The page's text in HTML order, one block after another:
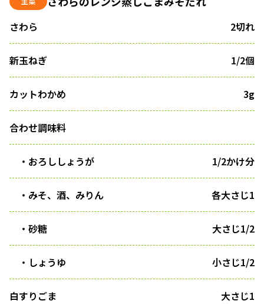
さわら 2切れ
新玉ねぎ 1/2個
カットわかめ 3g
合わせ調味料
・おろししょうが 1/2かけ分
・みそ、酒、みりん 各大さじ1
・砂糖 大さじ1/2
・しょうゆ 小さじ1/2
白すりごま 大さじ1